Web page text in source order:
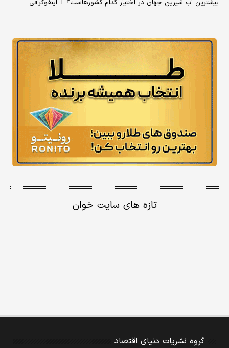
بیشترین آب شیرین جهان در اختیار کدام کشورهاست؟ + اینفوگرافی
تازه های سایت خوان
گروه نشریات دنیای اقتصاد